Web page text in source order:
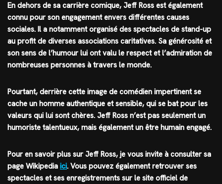
En dehors de sa carrière comique, Jeff Ross est également
connu pour son engagement envers différentes causes
sociales. Il a notamment organisé des spectacles de stand-up
au profit de diverses associations caritatives. Sa générosité et
son sens de l’humour lui ont valu le respect et l’admiration de
nombreuses personnes à travers le monde.
Pourtant, derrière cette image de comédien impertinent se
cache un homme authentique et sensible, qui se bat pour les
valeurs qui lui sont chères. Jeff Ross n’est pas seulement un
humoriste talentueux, mais également un être humain engagé.
Pour en savoir plus sur Jeff Ross, je vous invite à consulter sa
page Wikipedia ici. Vous pouvez également retrouver ses
spectacles et ses enregistrements sur le site officiel de